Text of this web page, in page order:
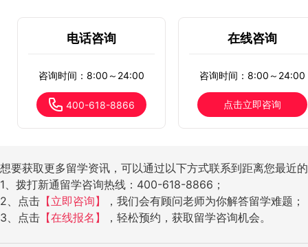
电话咨询
咨询时间：8:00～24:00
400-618-8866
在线咨询
咨询时间：8:00～24:00
点击立即咨询
想要获取更多留学资讯，可以通过以下方式联系到距离您最近
1、拨打新通留学咨询热线：400-618-8866；
2、点击 【立即咨询】
，我们会有顾问老师为你解答留学难题；
3、点击 【在线报名】 ，轻松预约，获取留学咨询机会。